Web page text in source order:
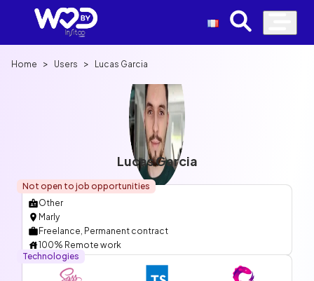
Home > Users > Lucas Garcia
Lucas Garcia
Not open to job opportunities
Other
Marly
Freelance, Permanent contract
100% Remote work
Technologies